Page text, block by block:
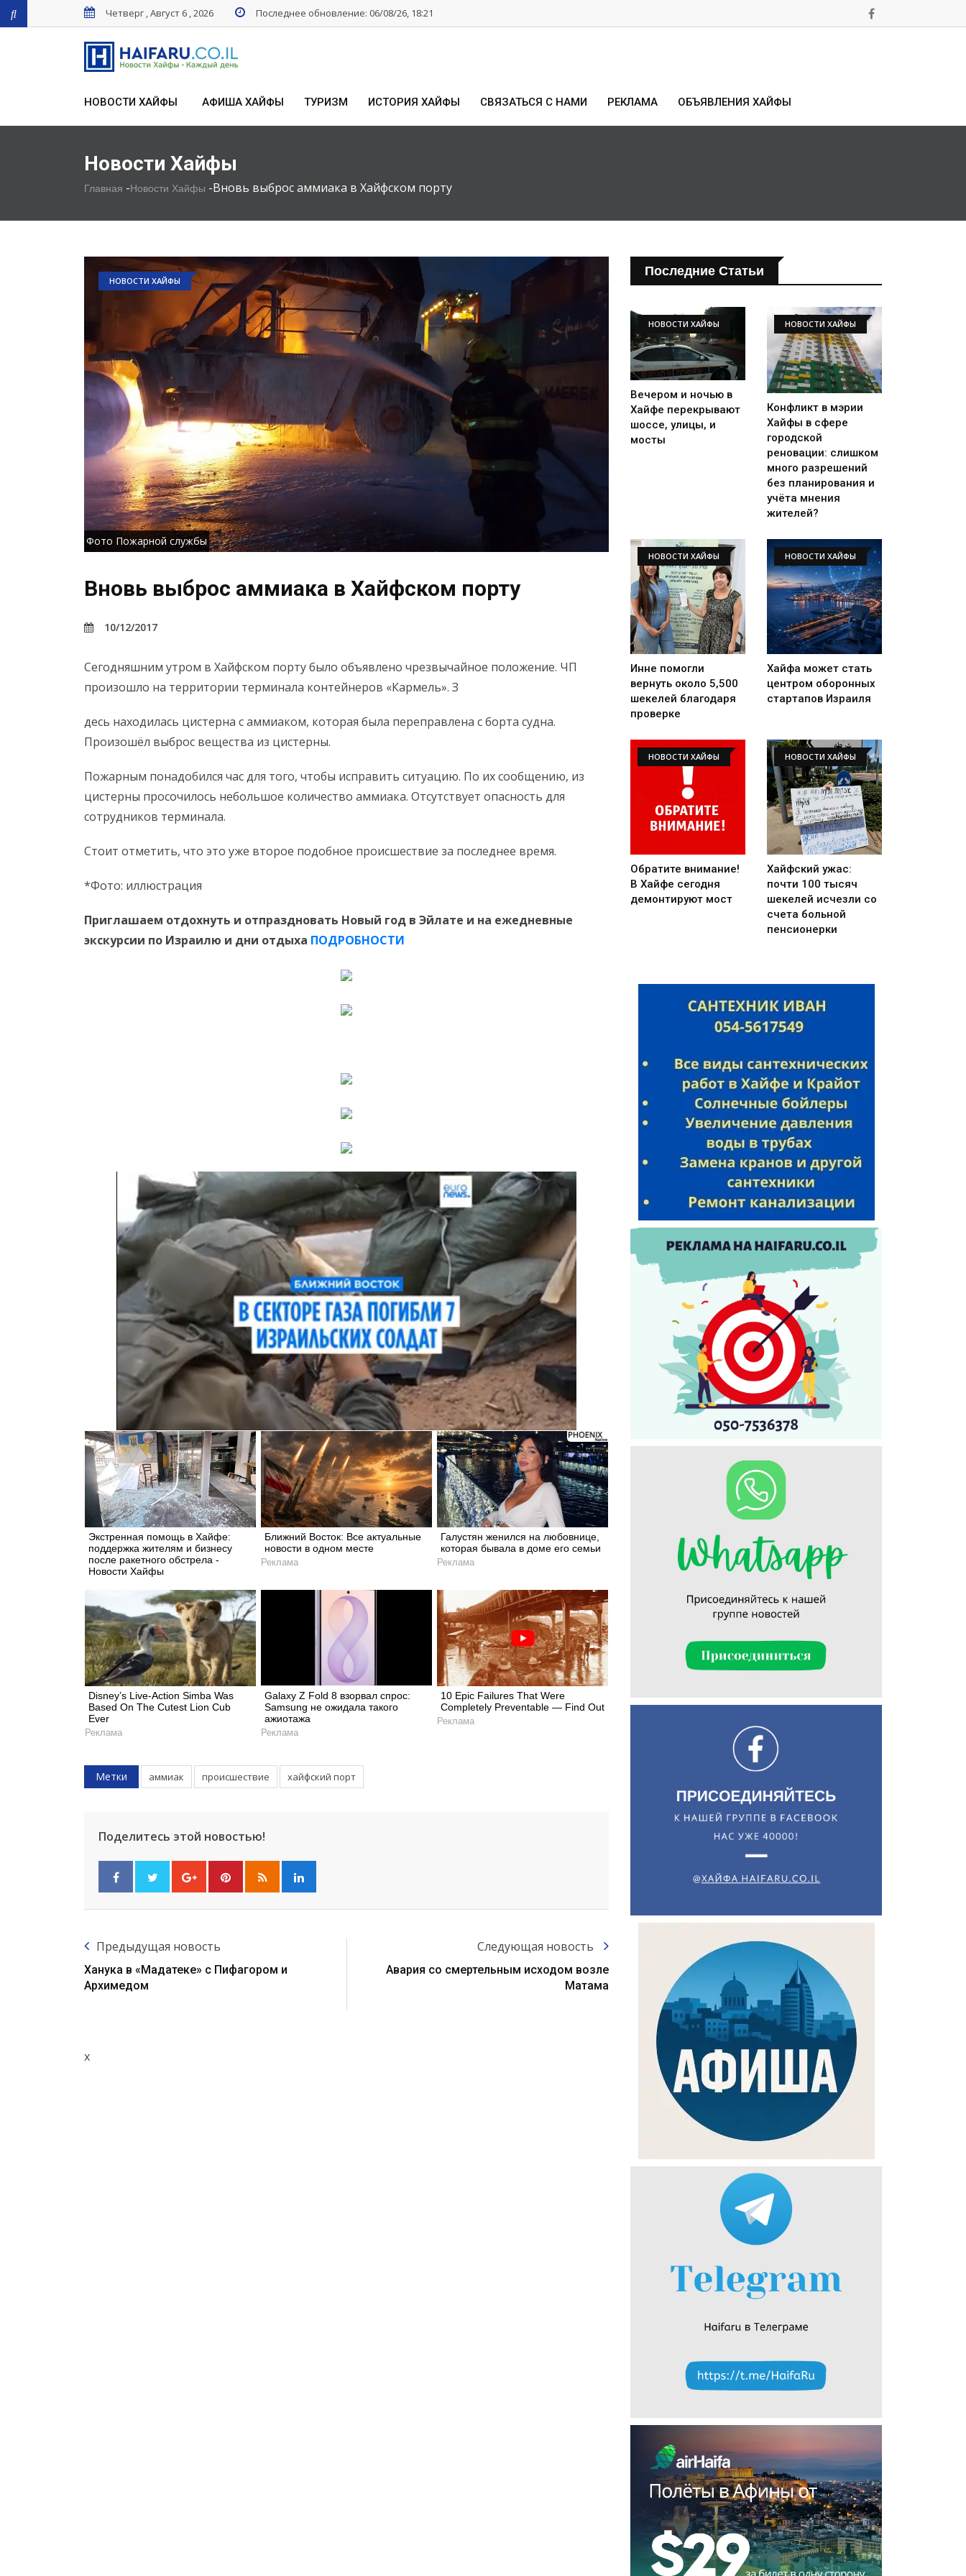
Четверг , Август 6 , 2026 Последнее обновление: 06/08/26, 18:21
НОВОСТИ ХАЙФЫ АФИША ХАЙФЫ ТУРИЗМ ИСТОРИЯ ХАЙФЫ СВЯЗАТЬСЯ С НАМИ РЕКЛАМА ОБЪЯВЛЕНИЯ ХАЙФЫ
Искать
Новости Хайфы
Главная -Новости Хайфы -Вновь выброс аммиака в Хайфском порту
НОВОСТИ ХАЙФЫ
Фото Пожарной службы
Вновь выброс аммиака в Хайфском порту
10/12/2017
Сегодняшним утром в Хайфском порту было объявлено чрезвычайное положение. ЧП
произошло на территории терминала контейнеров «Кармель». З
десь находилась цистерна с аммиаком, которая была переправлена с борта судна.
Произошёл выброс вещества из цистерны.
Пожарным понадобился час для того, чтобы исправить ситуацию. По их сообщению, из
цистерны просочилось небольшое количество аммиака. Отсутствует опасность для
сотрудников терминала.
Стоит отметить, что это уже второе подобное происшествие за последнее время.
*Фото: иллюстрация
Приглашаем отдохнуть и отпраздновать Новый год в Эйлате и на ежедневные
экскурсии по Израилю и дни отдыха ПОДРОБНОСТИ
Экстренная помощь в Хайфе:
поддержка жителям и бизнесу
после ракетного обстрела -
Новости Хайфы
Ближний Восток: Все актуальные
новости в одном месте
Реклама
Галустян женился на любовнице,
которая бывала в доме его семьи
Реклама
Disney’s Live-Action Simba Was
Based On The Cutest Lion Cub
Ever
Реклама
Galaxy Z Fold 8 взорвал спрос:
Samsung не ожидала такого
ажиотажа
Реклама
10 Epic Failures That Were
Completely Preventable — Find Out
Реклама
Метки аммиак происшествие хайфский порт
Поделитесь этой новостью!
Предыдущая новость
Ханука в «Мадатеке» с Пифагором и
Архимедом
Следующая новость
Авария со смертельным исходом возле
Матама
x
Последние Статьи
НОВОСТИ ХАЙФЫ
Вечером и ночью в
Хайфе перекрывают
шоссе, улицы, и
мосты
НОВОСТИ ХАЙФЫ
Конфликт в мэрии
Хайфы в сфере
городской
реновации: слишком
много разрешений
без планирования и
учёта мнения
жителей?
НОВОСТИ ХАЙФЫ
Инне помогли
вернуть около 5,500
шекелей благодаря
проверке
НОВОСТИ ХАЙФЫ
Хайфа может стать
центром оборонных
стартапов Израиля
НОВОСТИ ХАЙФЫ
Обратите внимание!
В Хайфе сегодня
демонтируют мост
НОВОСТИ ХАЙФЫ
Хайфский ужас:
почти 100 тысяч
шекелей исчезли со
счета больной
пенсионерки